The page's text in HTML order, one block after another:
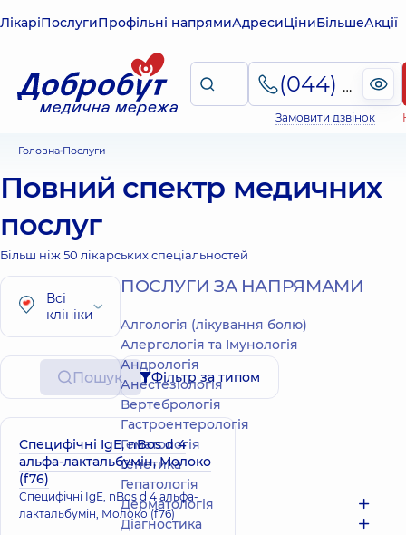
ЛікаріПослугиПрофільні напрямиАдресиЦіниБільшеАкції
(044) 495-2-888
Замовити дзвінок
Головна Послуги
Повний спектр медичних
послуг
Більш ніж 50 лікарських спеціальностей
Всі
клініки
Пошук Фільтр за типом
Специфічні IgE, nBos d 4
альфа-лактальбумін, Молоко
(f76)
Специфічні IgE, nBos d 4 альфа-
лактальбумін, Молоко (f76)
ПОСЛУГИ ЗА НАПРЯМАМИ
Алгологія (лікування болю)
Алергологія та Імунологія
Андрологія
Анестезіологія
Вертебрологія
Гастроентерологія
Гематологія
Генетика
Гепатологія
Дерматологія
Діагностика